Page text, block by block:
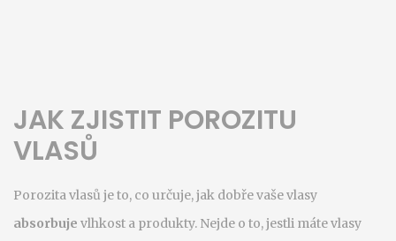
JAK ZJISTIT POROZITU
VLASŮ
Porozita vlasů je to, co určuje, jak dobře vaše vlasy
absorbuje vlhkost a produkty. Nejde o to, jestli máte vlasy